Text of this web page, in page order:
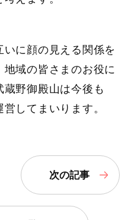
いに顔の見える関係を
域の皆さまのお役に
野御殿山は今後も
してまいります。
次の記事